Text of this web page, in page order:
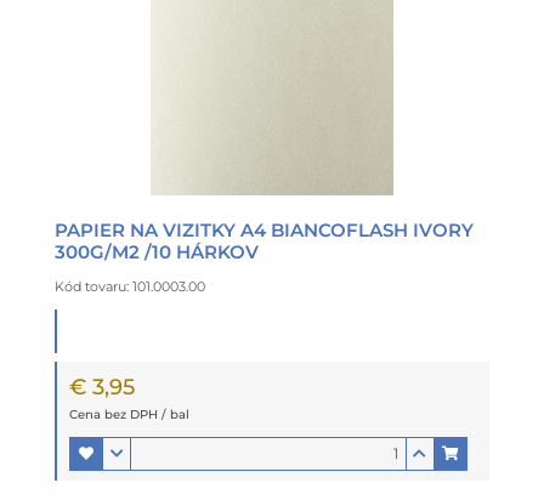
PAPIER NA VIZITKY A4 BIANCOFLASH IVORY
300G/M2 /10 HÁRKOV
Kód tovaru: 101.0003.00
€ 3,95
Cena bez DPH / bal